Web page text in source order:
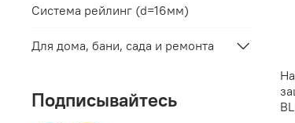
Система рейлинг (d=16мм)
Для дома, бани, сада и ремонта
Подписывайтесь